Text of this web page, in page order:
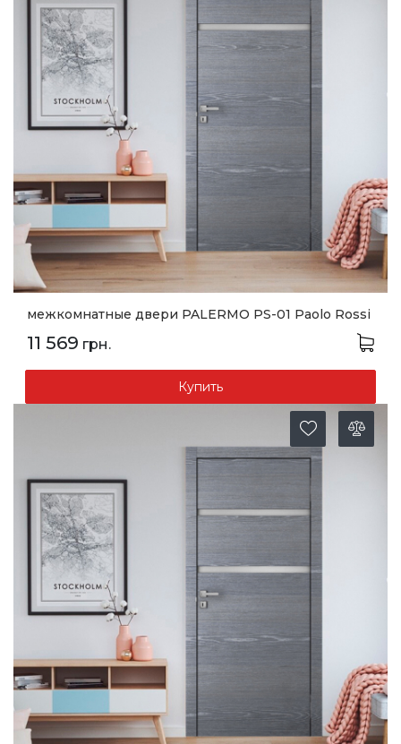
межкомнатные двери PALERMO PS-01 Paolo Rossi
11 569 грн.
Купить